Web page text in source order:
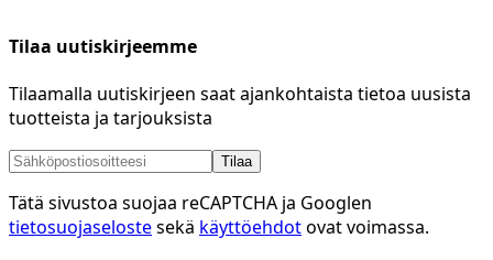
Tilaa uutiskirjeemme
Tilaamalla uutiskirjeen saat ajankohtaista tietoa uusista
tuotteista ja tarjouksista
Tilaa
Tätä sivustoa suojaa reCAPTCHA ja Googlen
tietosuojaselostesekä käyttöehdotovat voimassa.